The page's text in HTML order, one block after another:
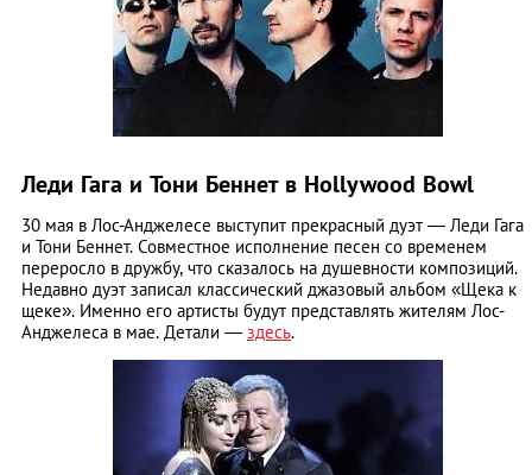
Леди Гага и Тони Беннет в Hollywood Bowl
30 мая в Лос-Анджелесе выступит прекрасный дуэт ― Леди Гага
и Тони Беннет. Совместное исполнение песен со временем
переросло в дружбу, что сказалось на душевности композиций.
Недавно дуэт записал классический джазовый альбом «Щека к
щеке». Именно его артисты будут представлять жителям Лос-
Анджелеса в мае. Детали ― здесь.